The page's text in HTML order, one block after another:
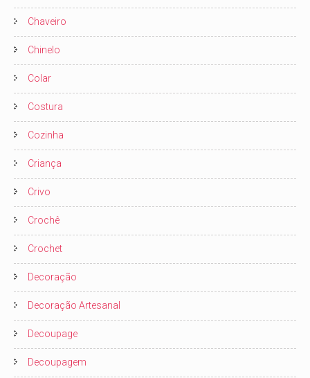
Chaveiro
Chinelo
Colar
Costura
Cozinha
Criança
Crivo
Crochê
Crochet
Decoração
Decoração Artesanal
Decoupage
Decoupagem